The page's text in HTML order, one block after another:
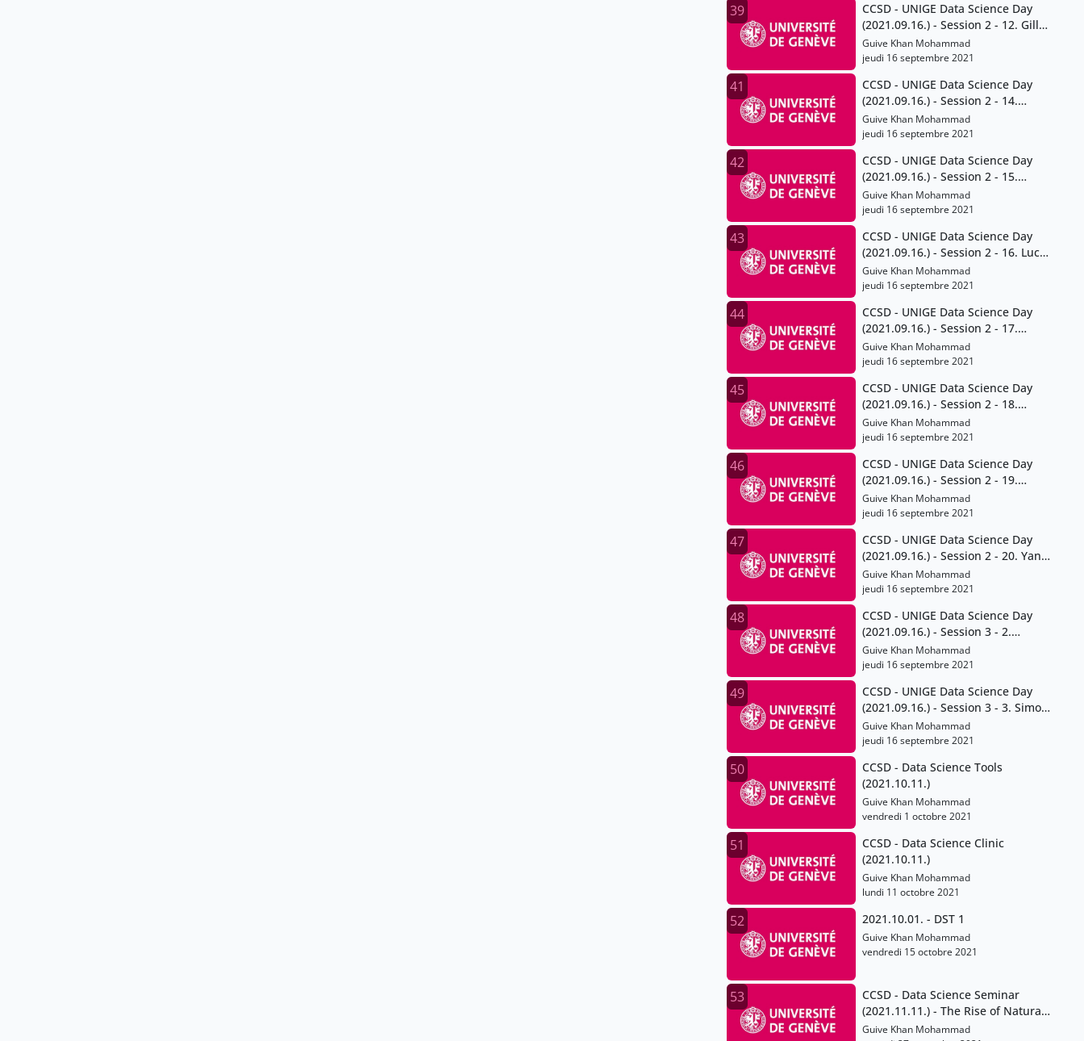
39
CCSD - UNIGE Data Science Day
(2021.09.16.) - Session 2 - 12. Gilles
Falquet
Guive Khan Mohammad
jeudi 16 septembre 2021
41
CCSD - UNIGE Data Science Day
(2021.09.16.) - Session 2 - 14.
Volodymyr Savchenko
Guive Khan Mohammad
jeudi 16 septembre 2021
42
CCSD - UNIGE Data Science Day
(2021.09.16.) - Session 2 - 15.
Thomas Maillart
Guive Khan Mohammad
jeudi 16 septembre 2021
43
CCSD - UNIGE Data Science Day
(2021.09.16.) - Session 2 - 16. Lucia
Gomez Teijeiro and Giuseppe
Ugazio
Guive Khan Mohammad
jeudi 16 septembre 2021
44
CCSD - UNIGE Data Science Day
(2021.09.16.) - Session 2 - 17.
Maxime Stauffer
Guive Khan Mohammad
jeudi 16 septembre 2021
45
CCSD - UNIGE Data Science Day
(2021.09.16.) - Session 2 - 18.
Tommaso Venturini
Guive Khan Mohammad
jeudi 16 septembre 2021
46
CCSD - UNIGE Data Science Day
(2021.09.16.) - Session 2 - 19.
Minerva Rivas Velarde
Guive Khan Mohammad
jeudi 16 septembre 2021
47
CCSD - UNIGE Data Science Day
(2021.09.16.) - Session 2 - 20. Yaniv
Benhamou
Guive Khan Mohammad
jeudi 16 septembre 2021
48
CCSD - UNIGE Data Science Day
(2021.09.16.) - Session 3 - 2.
Moupiya Maji
Guive Khan Mohammad
jeudi 16 septembre 2021
49
CCSD - UNIGE Data Science Day
(2021.09.16.) - Session 3 - 3. Simon
Gabay and Jean-Luc Falcone
Guive Khan Mohammad
jeudi 16 septembre 2021
50
CCSD - Data Science Tools
(2021.10.11.)
Guive Khan Mohammad
vendredi 1 octobre 2021
51
CCSD - Data Science Clinic
(2021.10.11.)
Guive Khan Mohammad
lundi 11 octobre 2021
52 2021.10.01. - DST 1
Guive Khan Mohammad
vendredi 15 octobre 2021
53
CCSD - Data Science Seminar
(2021.11.11.) - The Rise of Natural
Language Processing
Guive Khan Mohammad